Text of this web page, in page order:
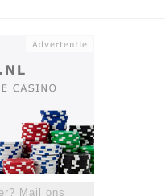
Mail ons